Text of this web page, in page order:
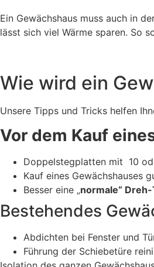
Ein Gewächshaus muss auch in
lässt sich viel Wärme sparen. So
Wie wird ein
Unsere Tipps und Tricks helfen
Vor dem Kauf
Doppelstegplatten mit 10
Kauf eines Gewächshauses
Besser eine „normale“
Bestehendes
Abdichten bei Fenster und
Führung der Schiebetüre